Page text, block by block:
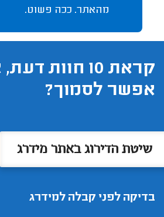
מהאתר. ככה פשוט.
קראת 10 חוות
אפשר לסמוך?
שיטת הדירוג באתר מידרג
בדיקה לפני קבלה למידרג